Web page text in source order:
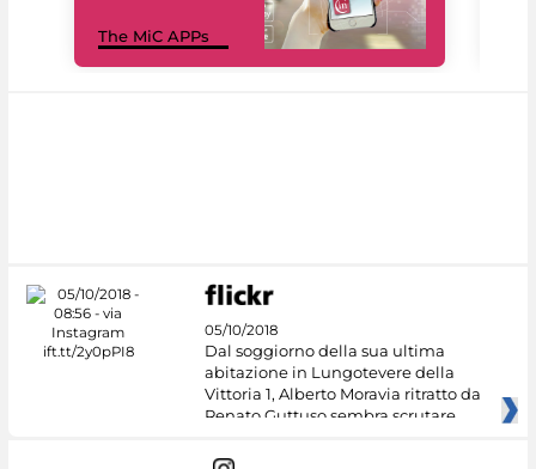
The MiC APPs
05/10/2018
Dal soggiorno della sua ultima
abitazione in Lungotevere della
Vittoria 1, Alberto Moravia ritratto da
Renato Guttuso sembra scrutare